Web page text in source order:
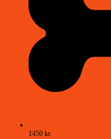
1450 kr.